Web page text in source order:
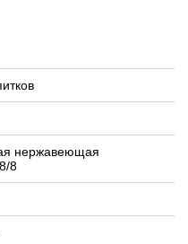
нержавеющая
8